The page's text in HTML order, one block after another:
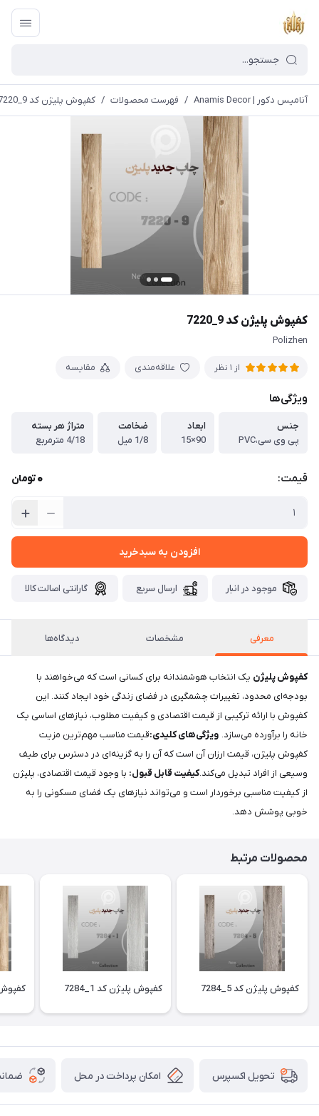
آنامیس دکور | Anamis Decor / فهرست محصولات / کفپوش پلیژن کد 9_7220
کفپوش پلیژن کد 9_7220
Polizhen
از 1 نظر علاقه‌مندی مقایسه
ویژگی‌ها
جنس
پی وی سی،PVC
ابعاد
90×15
ضخامت
1/8 میل
متراژ هر بسته
4/18 مترمربع
قیمت: 0تومان
افزودن به سبدخرید
موجود در انبار ارسال سریع گارانتی اصالت کالا
معرفی مشخصات دیدگاه‌ها
کفپوش پلیژن یک انتخاب هوشمندانه برای کسانی است که می‌خواهند با
بودجه‌ای محدود، تغییرات چشمگیری در فضای زندگی خود ایجاد کنند. این
کفپوش با ارائه ترکیبی از قیمت اقتصادی و کیفیت مطلوب، نیازهای اساسی یک
خانه را برآورده می‌سازد. ویژگی‌های کلیدی:قیمت مناسب مهم‌ترین مزیت
کفپوش پلیژن، قیمت ارزان آن است که آن را به گزینه‌ای در دسترس برای طیف
وسیعی از افراد تبدیل می‌کند.کیفیت قابل قبول: با وجود قیمت اقتصادی، پلیژن
از کیفیت مناسبی برخوردار است و می‌تواند نیازهای یک فضای مسکونی را به
خوبی پوشش دهد.
محصولات مرتبط
کفپوش پلیژن کد 5_7284 کفپوش پلیژن کد 1_7284 کفپوش
تحویل اکسپرس امکان پرداخت در محل